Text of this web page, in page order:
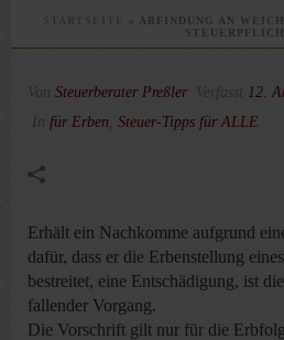
»
ABFINDUNG AN
Von Steuerberater Preßler Verfasst 12.
In für Erben Steuer-Tipps für ALLE
Erhält ein Nachkomme aufgrund
dafür, dass er die Erbenstellung
bestreitet, eine Entschädigung, ist
fallender Vorgang.
Die Vorschrift gilt nur für die